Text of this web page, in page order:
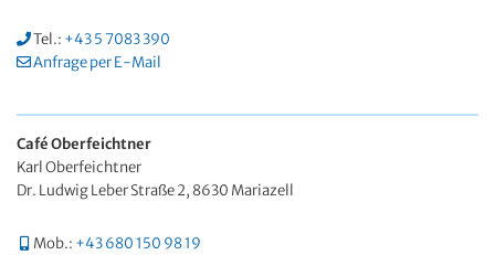
Tel.: +43 5 7083 390
Anfrage per E-Mail
Café Oberfeichtner
Karl Oberfeichtner
Dr. Ludwig Leber Straße 2, 8630 Mariazell
Mob.: +43 680 150 98 19